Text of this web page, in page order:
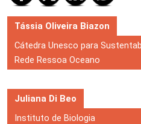
Tássia Oliveira Biazon
Cátedra Unesco para
Rede Ressoa Oceano
Juliana Di Beo
Instituto de Biologia